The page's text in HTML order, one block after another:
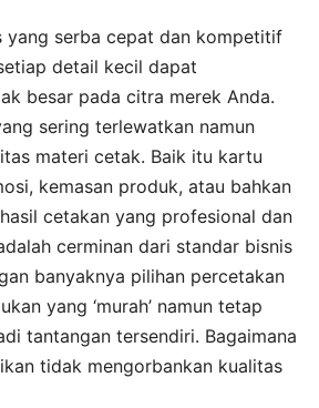
yang serba cepat dan kompetitif
detail kecil dapat
besar pada citra merek Anda.
sering terlewatkan namun
materi cetak. Baik itu kartu
kemasan produk, atau bahkan
cetakan yang profesional dan
cerminan dari standar bisnis
banyaknya pilihan percetakan
yang ‘murah’ namun tetap
tantangan tersendiri. Bagaimana
tidak mengorbankan kualitas